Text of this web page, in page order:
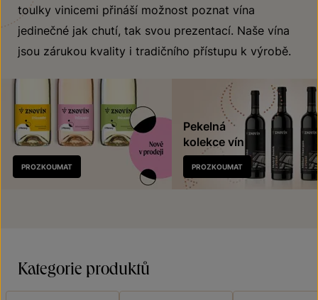
toulky vinicemi přináší možnost poznat vína
jedinečné jak chutí, tak svou prezentací. Naše vína
jsou zárukou kvality i tradičního přístupu k výrobě.
Nově
v prodeji
PROZKOUMAT
Pekelná
kolekce vín
PROZKOUMAT
Kategorie produktů